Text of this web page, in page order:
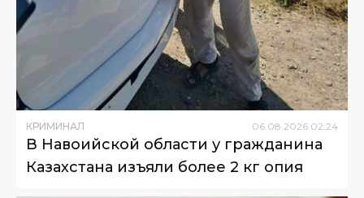
КРИМИНАЛ 06.08.2026 02:24
В Навоийской области у гражданина
Казахстана изъяли более 2 кг опия